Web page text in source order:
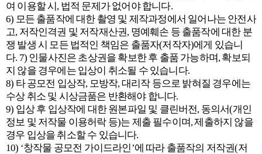
여 이용할 시, 법적 문제가 없어야 합니다.
6) 모든 출품작에 대한 촬영 및 제작과정에서 일어나는 안전사
고, 저작인격권 및 저작재산권, 명예훼손 등 출품작에 대한 분
쟁 발생 시 모든 법적인 책임은 출품자(저작자)에게 있습니
다. 7) 인물사진은 초상권을 확보한 후 출품 가능하며, 확보되
지 않을 경우에는 입상이 취소될 수 있습니다.
8) 타 공모전 입상작, 모방작, 대리작 등으로 밝혀질 경우에는
수상 취소 및 시상금품은 반환해야 합니다.
9) 입상 후 입상작에 대한 원본파일 및 클린버전, 동의서(개인
정보 및 저작물 이용허락 등)는 제출 필수이며, 제출하지 않을
경우 입상을 취소할 수 있습니다.
10) ‘창작물 공모전 가이드라인’에 따라 출품작의 저작권(저